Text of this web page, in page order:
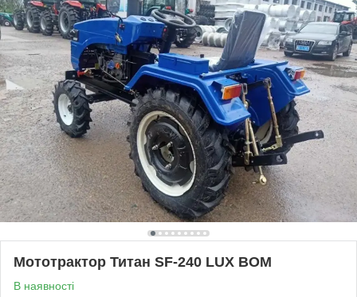
Мототрактор Титан SF-240 LUX ВОМ
В наявності